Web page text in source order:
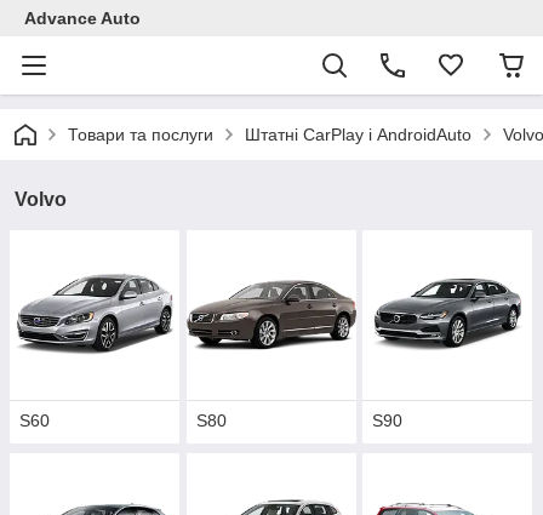
Advance Auto
Товари та послуги Штатні CarPlay і AndroidAuto Volvo
Volvo
S60 S80 S90